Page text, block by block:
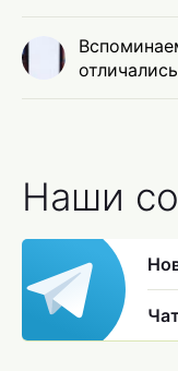
Наши